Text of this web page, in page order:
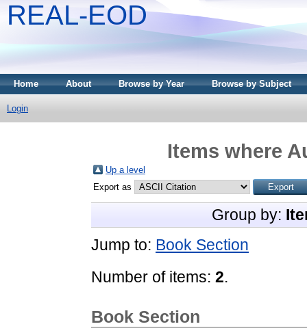
REAL-EOD
Home About Browse by Year Browse by Subject
Login
Items where
Up a level
Export as
Group by:
Jump to: Book Section
Number of items: 2.
Book Section